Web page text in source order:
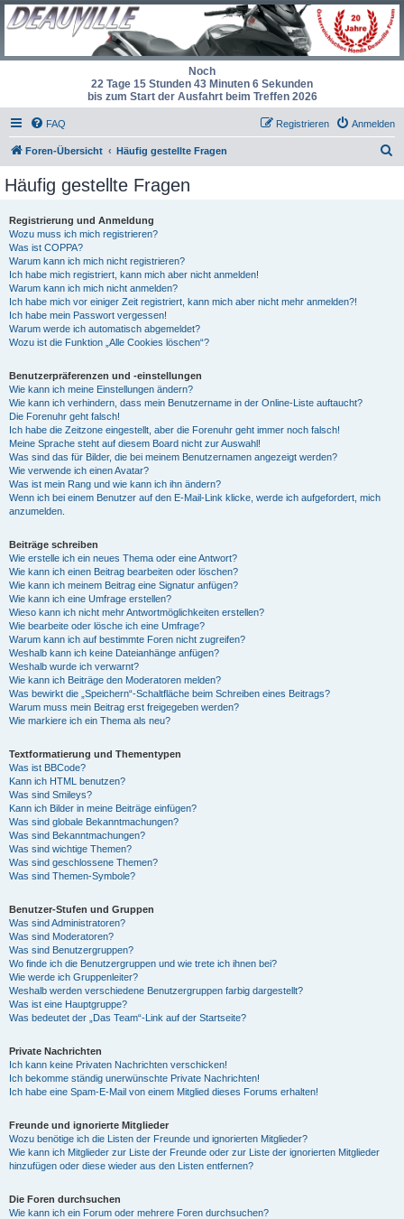
Noch
22 Tage 15 Stunden 43 Minuten 5 Sekunden
bis zum Start der Ausfahrt beim Treffen 2026
FAQ Anmelden
Registrieren
Foren-Übersicht Häufig gestellte Fragen
Häufig gestellte Fragen
Registrierung und Anmeldung
Wozu muss ich mich registrieren?
Was ist COPPA?
Warum kann ich mich nicht registrieren?
Ich habe mich registriert, kann mich aber nicht anmelden!
Warum kann ich mich nicht anmelden?
Ich habe mich vor einiger Zeit registriert, kann mich aber nicht mehr anmelden?!
Ich habe mein Passwort vergessen!
Warum werde ich automatisch abgemeldet?
Wozu ist die Funktion „Alle Cookies löschen“?
Benutzerpräferenzen und -einstellungen
Wie kann ich meine Einstellungen ändern?
Wie kann ich verhindern, dass mein Benutzername in der Online-Liste auftaucht?
Die Forenuhr geht falsch!
Ich habe die Zeitzone eingestellt, aber die Forenuhr geht immer noch falsch!
Meine Sprache steht auf diesem Board nicht zur Auswahl!
Was sind das für Bilder, die bei meinem Benutzernamen angezeigt werden?
Wie verwende ich einen Avatar?
Was ist mein Rang und wie kann ich ihn ändern?
Wenn ich bei einem Benutzer auf den E-Mail-Link klicke, werde ich aufgefordert, mich
anzumelden.
Beiträge schreiben
Wie erstelle ich ein neues Thema oder eine Antwort?
Wie kann ich einen Beitrag bearbeiten oder löschen?
Wie kann ich meinem Beitrag eine Signatur anfügen?
Wie kann ich eine Umfrage erstellen?
Wieso kann ich nicht mehr Antwortmöglichkeiten erstellen?
Wie bearbeite oder lösche ich eine Umfrage?
Warum kann ich auf bestimmte Foren nicht zugreifen?
Weshalb kann ich keine Dateianhänge anfügen?
Weshalb wurde ich verwarnt?
Wie kann ich Beiträge den Moderatoren melden?
Was bewirkt die „Speichern“-Schaltfläche beim Schreiben eines Beitrags?
Warum muss mein Beitrag erst freigegeben werden?
Wie markiere ich ein Thema als neu?
Textformatierung und Thementypen
Was ist BBCode?
Kann ich HTML benutzen?
Was sind Smileys?
Kann ich Bilder in meine Beiträge einfügen?
Was sind globale Bekanntmachungen?
Was sind Bekanntmachungen?
Was sind wichtige Themen?
Was sind geschlossene Themen?
Was sind Themen-Symbole?
Benutzer-Stufen und Gruppen
Was sind Administratoren?
Was sind Moderatoren?
Was sind Benutzergruppen?
Wo finde ich die Benutzergruppen und wie trete ich ihnen bei?
Wie werde ich Gruppenleiter?
Weshalb werden verschiedene Benutzergruppen farbig dargestellt?
Was ist eine Hauptgruppe?
Was bedeutet der „Das Team“-Link auf der Startseite?
Private Nachrichten
Ich kann keine Privaten Nachrichten verschicken!
Ich bekomme ständig unerwünschte Private Nachrichten!
Ich habe eine Spam-E-Mail von einem Mitglied dieses Forums erhalten!
Freunde und ignorierte Mitglieder
Wozu benötige ich die Listen der Freunde und ignorierten Mitglieder?
Wie kann ich Mitglieder zur Liste der Freunde oder zur Liste der ignorierten Mitglieder
hinzufügen oder diese wieder aus den Listen entfernen?
Die Foren durchsuchen
Wie kann ich ein Forum oder mehrere Foren durchsuchen?